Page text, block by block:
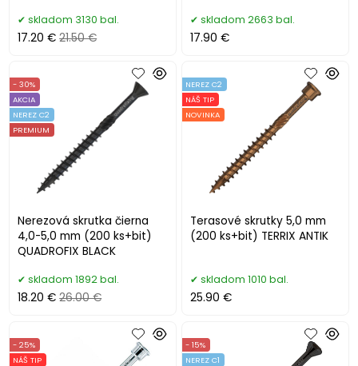
skladom 3130 bal.
17.20 € 21.50 €
skladom 2663 bal.
17.90 €
Nerezová skrutka čierna
4,0-5,0 mm (200 ks+bit)
QUADROFIX BLACK
- 30%
AKCIA
NEREZ C2
PREMIUM
skladom 1892 bal.
18.20 € 26.00 €
Terasové skrutky 5,0 mm
(200 ks+bit) TERRIX ANTIK
NEREZ C2
NÁŠ TIP
NOVINKA
skladom 1010 bal.
25.90 €
- 25%
NÁŠ TIP
- 15%
NEREZ C1